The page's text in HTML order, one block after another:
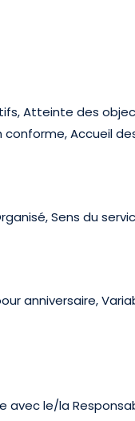
Atteinte des
Accueil
Sens du
anniversaire,
le/la